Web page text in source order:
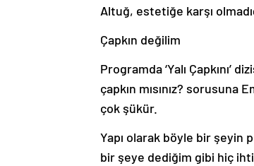
Altuğ, estetiğe karşı
Çapkın değilim
Programda ‘Yalı Çapkını’
çapkın mısınız? sorusuna
çok şükür.
Yapı olarak böyle bir şeyin
bir şeye dediğim gibi hiç